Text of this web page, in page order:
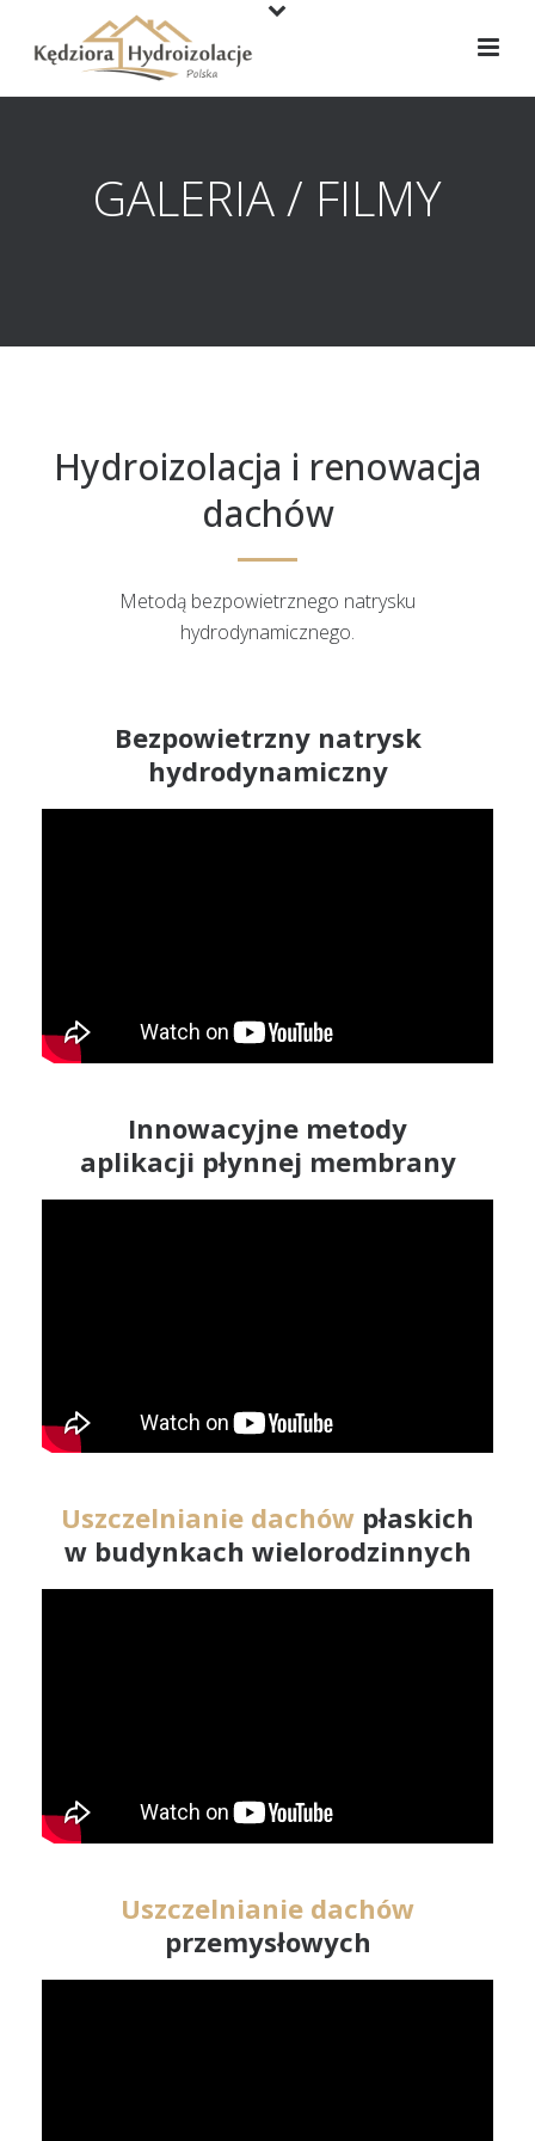
GALERIA / FILMY
Hydroizolacja i renowacja
dachów
Metodą bezpowietrznego natrysku
hydrodynamicznego.
Bezpowietrzny natrysk
hydrodynamiczny
Innowacyjne metody
aplikacji płynnej membrany
Uszczelnianie dachów płaskich
w budynkach wielorodzinnych
Uszczelnianie dachów
przemysłowych